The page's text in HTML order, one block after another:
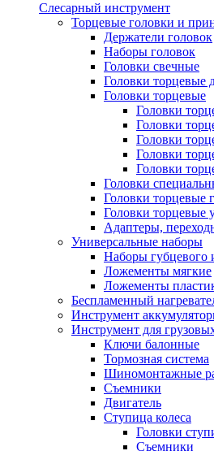
Слесарный инструмент
Торцевые головки и
Держатели головок
Наборы головок
Головки свечные
Головки торцевые
Головки торцевые
Головки
Головки
Головки
Головки
Головки
Головки
Головки торцевые
Головки торцевые
Адаптеры,
Универсальные наборы
Наборы губцевого
Ложементы мягкие
Ложементы
Беспламенный
Инструмент
Инструмент для
Ключи балонные
Тормозная система
Шиномонтажные
Cъемники
Двигатель
Ступица колеса
Головки
Cъемники